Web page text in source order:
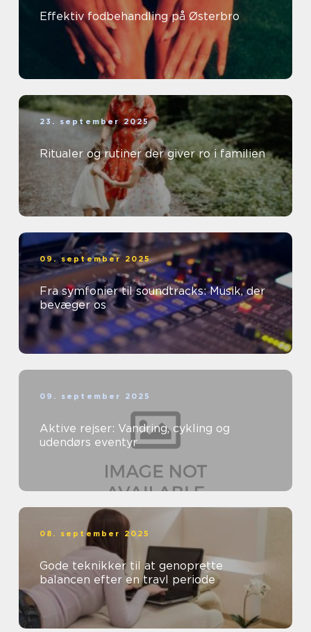
Effektiv fodbehandling på Østerbro
23. september 2025
Ritualer og rutiner der giver ro i familien
09. september 2025
Fra symfonier til soundtracks: Musik, der
bevæger os
09. september 2025
Aktive rejser: Vandring, cykling og
udendørs eventyr
08. september 2025
Gode teknikker til at genoprette
balancen efter en travl periode